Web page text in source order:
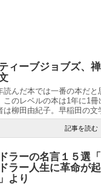
ィーブジョブズ、
読んだ本では一番の本だと
このレベルの本は1年に1冊
は柳田由紀子。早稲田の文
記事を読む
ラーの名言１５選
ラー人生に革命が
より